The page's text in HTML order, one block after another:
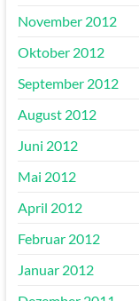
November 2012
Oktober 2012
September 2012
August 2012
Juni 2012
Mai 2012
April 2012
Februar 2012
Januar 2012